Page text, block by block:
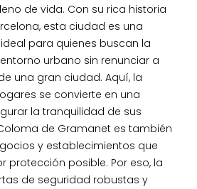
de vida. Con su rica historia
esta ciudad es una
para quienes buscan la
urbano sin renunciar a
una gran ciudad. Aquí, la
se convierte en una
la tranquilidad de sus
de Gramanet es también
y establecimientos que
protección posible. Por eso, la
de seguridad robustas y